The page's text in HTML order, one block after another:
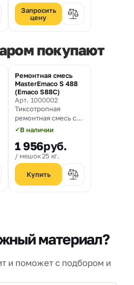
Запросить
цену
покупают
Ремонтная смесь
MasterEmaco S 488
(Emaco S88C)
Арт. 1000002
Тиксотропная
ремонтная смесь с
полимерной
предназначенная
для
конструкционного
ремонта бетона и
железобетона.
Толщина нанесения
✓В наличии
1 956руб.
мешок 25 кг.
материал?
и поможет с подбором и